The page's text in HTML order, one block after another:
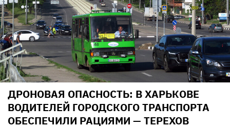
ДРОНОВАЯ ОПАСНОСТЬ: В ХАРЬКОВЕ
ВОДИТЕЛЕЙ ГОРОДСКОГО ТРАНСПОРТА
ОБЕСПЕЧИЛИ РАЦИЯМИ — ТЕРЕХОВ